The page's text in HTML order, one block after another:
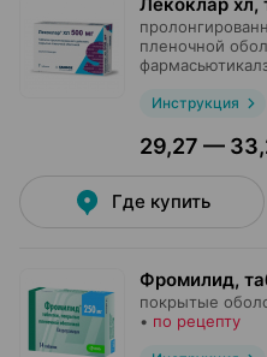
пленочной
Инструкция
29,27 —
Где купить
Фромилид,
покрытые
• по рецепту